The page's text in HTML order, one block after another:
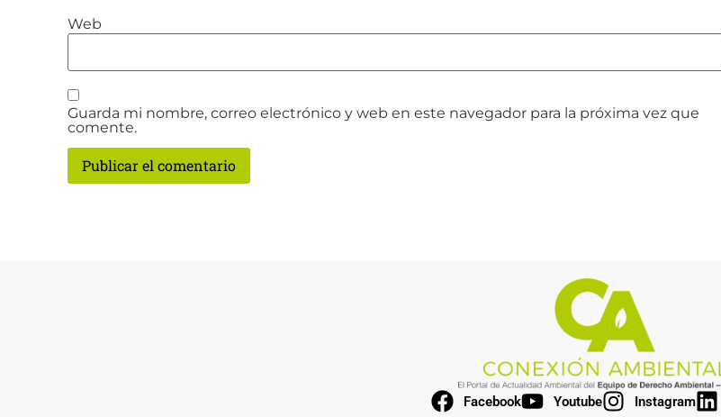
Web
Guarda mi nombre, correo electrónico y web en este navegador para la próxima vez que
comente.
Facebook Youtube Instagram